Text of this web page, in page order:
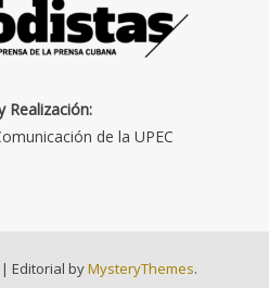
Realización:
de la UPEC
| Editorial byMysteryThemes.